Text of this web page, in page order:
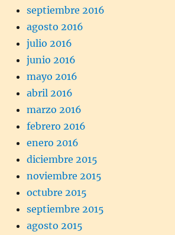
septiembre 2016
agosto 2016
julio 2016
junio 2016
mayo 2016
abril 2016
marzo 2016
febrero 2016
enero 2016
diciembre 2015
noviembre 2015
octubre 2015
septiembre 2015
agosto 2015